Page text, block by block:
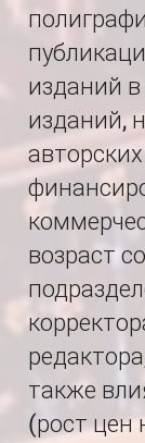
изданий
изданий,
возраст
также
(рост цен